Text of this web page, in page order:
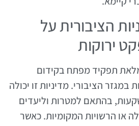
הציבורית על
ירוקות
תפקיד מפתח בקידום
הציבורי. מדיניות זו יכולה
בהתאם למטרות וליעדים
או הרשויות המקומיות. כאשר